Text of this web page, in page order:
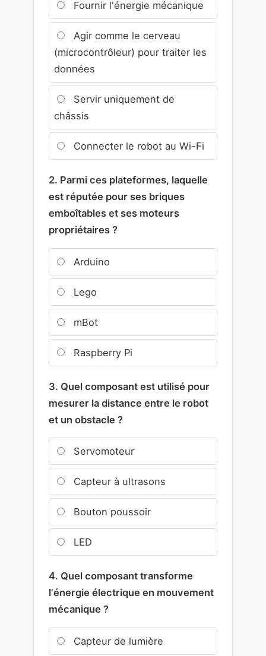
Fournir l'énergie mécanique
Agir comme le cerveau
(microcontrôleur) pour traiter les
données
Servir uniquement de
châssis
Connecter le robot au Wi-Fi
2. Parmi ces plateformes, laquelle
est réputée pour ses briques
emboîtables et ses moteurs
propriétaires ?
Arduino
Lego
mBot
Raspberry Pi
3. Quel composant est utilisé pour
mesurer la distance entre le robot
et un obstacle ?
Servomoteur
Capteur à ultrasons
Bouton poussoir
LED
4. Quel composant transforme
l'énergie électrique en mouvement
mécanique ?
Capteur de lumière